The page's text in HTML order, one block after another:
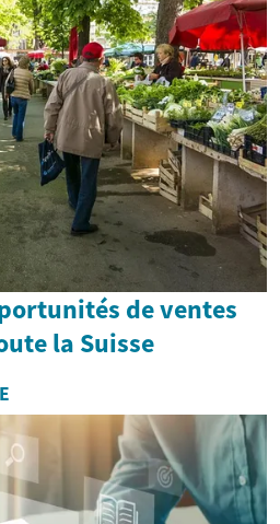
de ventes
la Suisse